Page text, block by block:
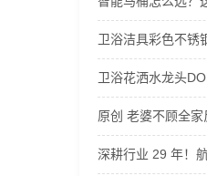
卫浴花洒水龙头